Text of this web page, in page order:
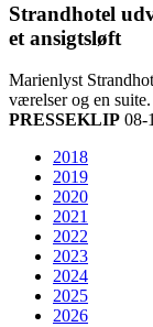
Strandhotel
et ansigtsløft
Marienlyst
værelser og en suite.
PRESSEKLIP 08-
2018
2019
2020
2021
2022
2023
2024
2025
2026